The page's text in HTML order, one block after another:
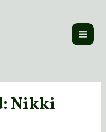
Nikki